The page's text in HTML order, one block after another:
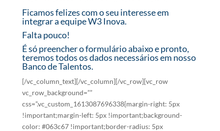
Ficamos felizes com o seu interesse em
integrar a equipe W3 Inova.
Falta pouco!
É só preencher o formulário abaixo e pronto,
teremos todos os dados necessários em nosso
Banco de Talentos.
[/vc_column_text][/vc_column][/vc_row][vc_row
vc_row_background=””
css=”.vc_custom_1613087696338{margin-right: 5px
!important;margin-left: 5px !important;background-
color: #063c67 !important;border-radius: 5px